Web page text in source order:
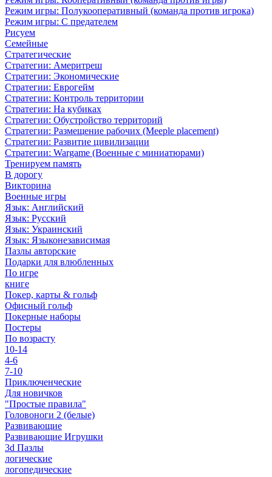
Режим игры: Полукооперативный (команда против игрока)
Режим игры: С предателем
Рисуем
Семейные
Стратегические
Стратегии: Америтреш
Стратегии: Экономические
Стратегии: Еврогейм
Стратегии: Контроль территории
Стратегии: На кубиках
Стратегии: Обустройство территорий
Стратегии: Размещение рабочих (Meeple placement)
Стратегии: Развитие цивилизации
Стратегии: Wargame (Военные с миниатюрами)
Тренируем память
В дорогу
Викторина
Военные игры
Язык: Английский
Язык: Русский
Язык: Украинский
Язык: Языконезависимая
Пазлы авторские
Подарки для влюбленных
По игре
книге
Покер, карты & гольф
Офисный гольф
Покерные наборы
Постеры
По возрасту
10-14
4-6
7-10
Приключенческие
Для новичков
"Простые правила"
Головоноги 2 (белые)
Развивающие
Развивающие Игрушки
3d Пазлы
логические
логопедические